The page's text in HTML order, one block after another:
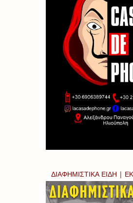
ΔΙΑΦΗΜΙΣΤΙΚΑ ΕΙΔΗ |